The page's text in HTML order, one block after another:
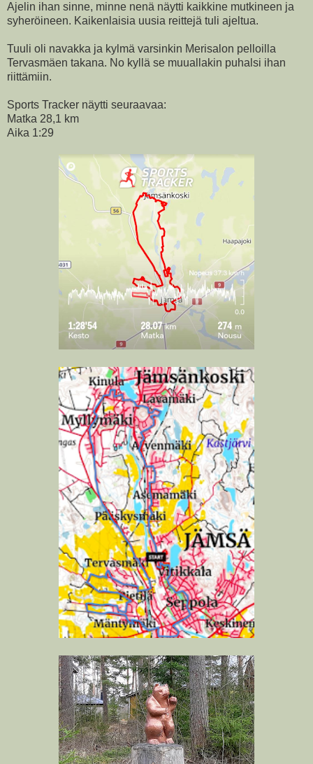
Ajelin ihan sinne, minne nenä näytti kaikkine mutkineen ja
syheröineen. Kaikenlaisia uusia reittejä tuli ajeltua.
Tuuli oli navakka ja kylmä varsinkin Merisalon pelloilla
Tervasmäen takana. No kyllä se muuallakin puhalsi ihan
riittämiin.
Sports Tracker näytti seuraavaa:
Matka 28,1 km
Aika 1:29